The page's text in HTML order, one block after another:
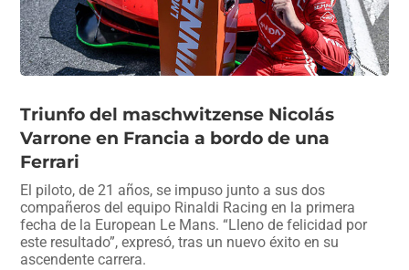
Triunfo del maschwitzense Nicolás
Varrone en Francia a bordo de una
Ferrari
El piloto, de 21 años, se impuso junto a sus dos
compañeros del equipo Rinaldi Racing en la primera
fecha de la European Le Mans. “Lleno de felicidad por
este resultado”, expresó, tras un nuevo éxito en su
ascendente carrera.